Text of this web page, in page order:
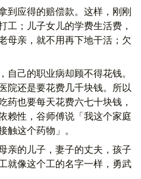
到应得的赔偿款。这样，刚刚
工；儿子女儿的学费生活费，
母亲，就不用再下地干活；欠
己的职业病却顾不得花钱。
院还是要花费几千块钱。所以
药也要每天花费六七十块钱，
赖性，谷师傅说「我这个家庭
这个药物」。
亲的儿子，妻子的丈夫，孩子
就像这个工的名字一样，勇武